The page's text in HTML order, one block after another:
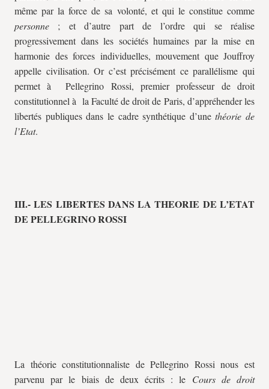
même par la force de sa volonté, et qui le constitue comme
personne ; et d’autre part de l’ordre qui se réalise
progressivement dans les sociétés humaines par la mise en
harmonie des forces individuelles, mouvement que Jouffroy
appelle civilisation. Or c’est précisément ce parallélisme qui
permet à Pellegrino Rossi, premier professeur de droit
constitutionnel à la Faculté de droit de Paris, d’appréhender les
libertés publiques dans le cadre synthétique d’unethéorie de
l’Etat.
III.- LES LIBERTES DANS LA THEORIE DE L’ETAT
DE PELLEGRINO ROSSI
La théorie constitutionnaliste de Pellegrino Rossi nous est
parvenu par le biais de deux écrits : le Cours de droit